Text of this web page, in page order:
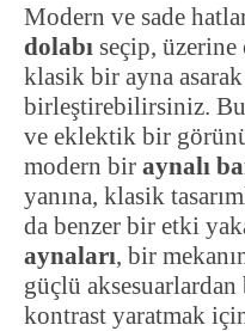
Modern ve sade
dolabı seçip,
klasik bir ayna
birleştirebilirsiniz. Bu
ve eklektik bir
modern bir aynalı
yanına, klasik
da benzer bir etki
aynaları, bir
güçlü
kontrast yaratmak